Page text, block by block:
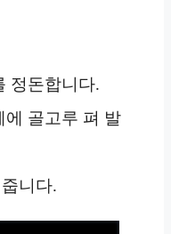
정돈합니다.
에 골고루 펴 발
니다.